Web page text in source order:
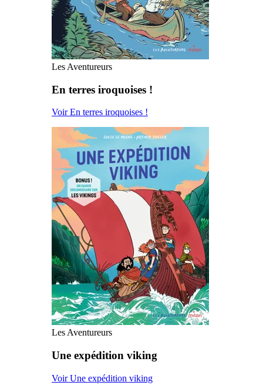
Les Aventureurs
En terres iroquoises !
Voir En terres iroquoises !
Les Aventureurs
Une expédition viking
Voir Une expédition viking